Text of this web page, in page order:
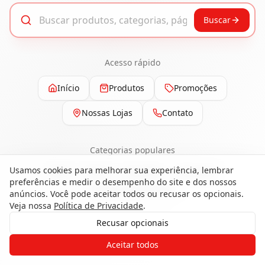
Buscar
Acesso rápido
Início Produtos Promoções
Nossas Lojas Contato
Categorias populares
Pisos Portas Esquadrias
Ferragens
Painéis e Revestimentos
Gostaria de receber o contato de um
de nossos especialistas?
Usamos cookies para melhorar sua experiência, lembrar
preferências e medir o desempenho do site e dos nossos
anúncios. Você pode aceitar todos ou recusar os opcionais.
Veja nossa Política de Privacidade.
Recusar opcionais
Aceitar todos